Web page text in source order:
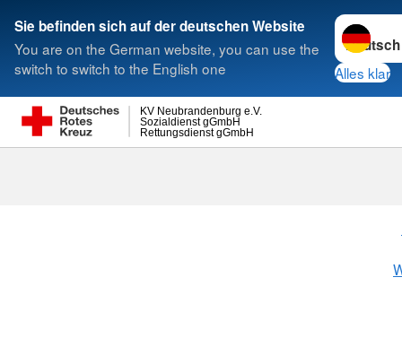
Sie befinden sich auf der deutschen Website
You are on the German website, you can use the
switch to switch to the English one
Sprache
Alles klar
Rettungsdienst gGmbH
Sozialdienst gGmbH
KV Neubrandenburg e.V.
Suche